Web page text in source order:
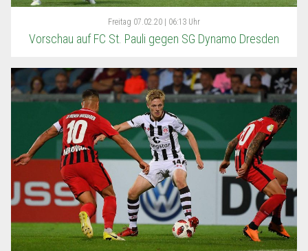
Freitag 07.02.20 | 06:13 Uhr
Vorschau auf FC St. Pauli gegen SG Dynamo Dresden